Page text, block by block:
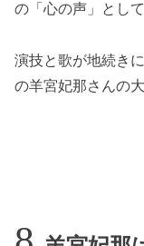
の「心の声」とし
演技と歌が地続き
の羊宮妃那さんの